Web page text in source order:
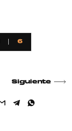
6
Siguiente